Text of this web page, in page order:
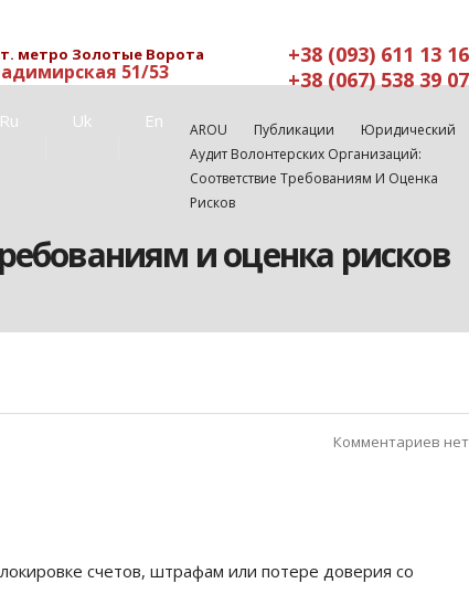
+38 (093) 611 13 16
+38 (067) 538 39 07
метро Золотые Ворота
51/53
Ru Uk En AROU Публикации
Юридический
Аудит Волонтерских Организаций:
Соответствие Требованиям И Оценка
Рисков
и оценка рисков
Комментариев нет
счетов, штрафам или потере доверия со